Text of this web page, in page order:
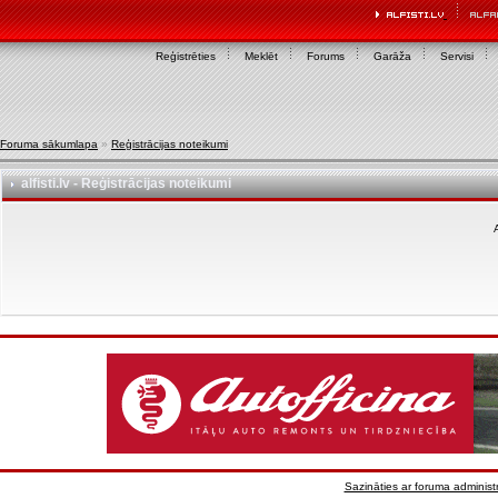
Reģistrēties Meklēt Forums Garāža Servisi
Foruma sākumlapa » Reģistrācijas noteikumi
alfisti.lv - Reģistrācijas noteikumi
Sazināties ar foruma